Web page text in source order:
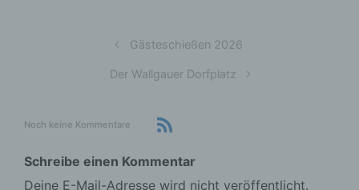
Gästeschießen 2026
Der Wallgauer Dorfplatz
Noch keine Kommentare
Schreibe einen Kommentar
Deine E-Mail-Adresse wird nicht veröffentlicht.